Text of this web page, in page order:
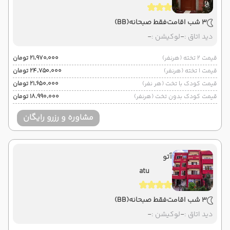
3 شب اقامت فقط صبحانه(BB)
دید اتاق :-لوکیشن :-
قیمت 2 تخته (هرنفر)
۲۱٬۹۷۰٬۰۰۰ تومان
قیمت 1 تخته (هرنفر)
۲۴٬۷۵۰٬۰۰۰ تومان
قیمت کودک با تخت (هر نفر)
۲۱٬۶۵۰٬۰۰۰ تومان
قیمت کودک بدون تخت (هرنفر)
۱۸٬۹۹۰٬۰۰۰ تومان
مشاوره و رزرو رایگان
آتو
atu
3 شب اقامت فقط صبحانه(BB)
دید اتاق :-لوکیشن :-